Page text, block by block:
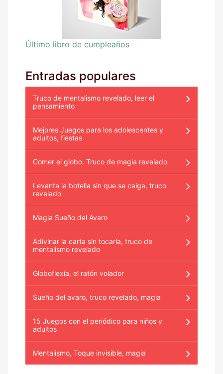
Último libro de cumpleaños
Entradas populares
Truco de mentalismo revelado, leer el
pensamiento
Mejores Juegos para los adolescentes y
adultos, fiestas
Comer el globo. Truco de magia revelado
Levanta la botella sin que se caiga, truco
revelado
Magia Sueño del Avaro
Adivinar la carta sin tocarla, truco de
mentalismo revelado
Globoflexía, el ratón volador
Sueño del avaro, truco revelado, magia
15 Juegos con el periódico para niños y
adultos
Mentalismo, Toque invisible, magia